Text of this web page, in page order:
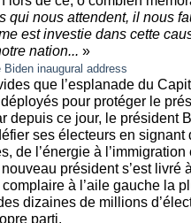
qui nous attendent, il nous
est investie dans cette
nation... »
que l’esplanade du
pour protéger le
depuis ce jour, le président
ses électeurs en
de l’énergie à l’immigration
président s’est livré
à l’aile gauche la
dizaines de millions
parti.